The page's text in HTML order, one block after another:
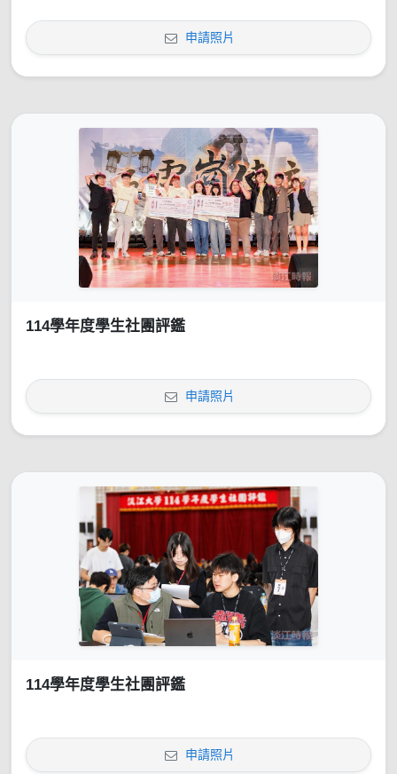
申請照片
114學年度學生社團評鑑
申請照片
114學年度學生社團評鑑
申請照片